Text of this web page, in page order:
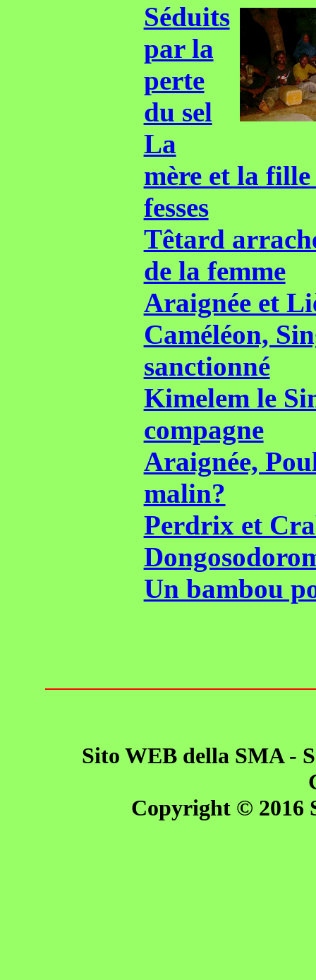
Séduits
par la
perte
du sel
La
mère et la fille
fesses
Têtard
de la femme
Araignée et
Caméléon,
sanctionné
Kimelem le
compagne
Araignée,
malin?
Perdrix et
Un bambou
Sito WEB della SMA -
Copyright © 2016